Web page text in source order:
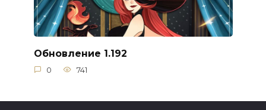
Обновление 1.192
0 741